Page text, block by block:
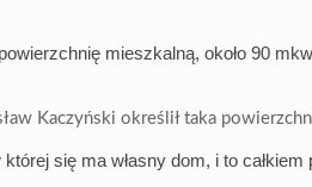
mieszkalną, około 90
Kaczyński określił taka
się ma własny dom, i to